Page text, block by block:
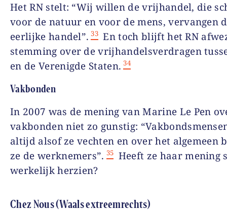
Het RN stelt: “Wij willen de vrijhandel, die
voor de natuur en voor de mens, vervangen
eerlijke handel”. 33 En toch blijft het RN
stemming over de vrijhandelsverdragen
en de Verenigde Staten. 34
Vakbonden
In 2007 was de mening van Marine Le Pen
vakbonden niet zo gunstig:
altijd alsof ze vechten en over het algemeen
ze de werknemers”. 35 Heeft ze haar mening
werkelijk herzien?
Chez Nous (Waals extreemrechts)